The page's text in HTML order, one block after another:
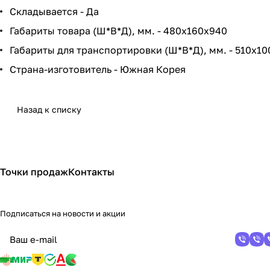
Складывается - Да
Габариты товара (Ш*В*Д), мм. - 480х160х940
Габариты для транспортировки (Ш*В*Д), мм. -
Страна-изготовитель - Южная Корея
Назад к списку
Точки продажКонтакты
Подписаться на новости и акции